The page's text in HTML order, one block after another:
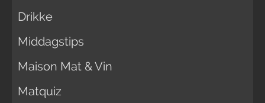
Drikke
Middagstips
Maison Mat & Vin
Matquiz